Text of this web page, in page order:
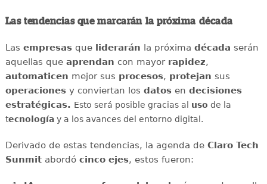
Las tendencias que marcarán la próxima década
Las empresasqueliderarán la próxima década serán
aquellas queaprendan con mayor rapidez,
automaticen mejor sus procesos, protejan sus
operacionesy conviertan los datosen decisiones
estratégicas. Esto será posible gracias al uso de la
tecnologíay a los avances del entorno digital.
Derivado de estas tendencias, la agenda de Claro Tech
Sunmitabordó cinco ejes, estos fueron: